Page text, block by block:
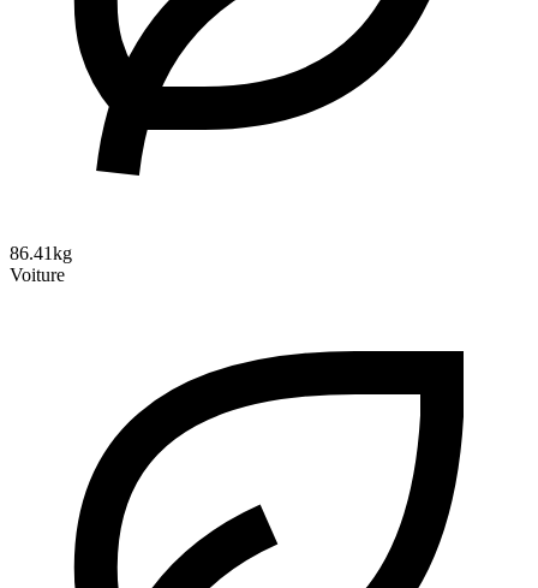
86.41kg
Voiture